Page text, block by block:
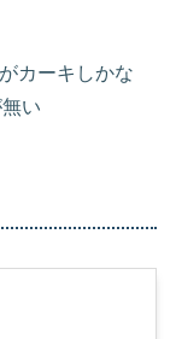
カーキしかな
い